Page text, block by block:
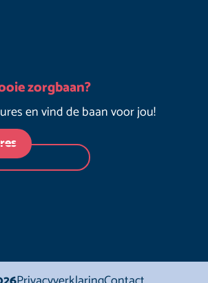
zorgbaan?
en vind de baan voor jou!